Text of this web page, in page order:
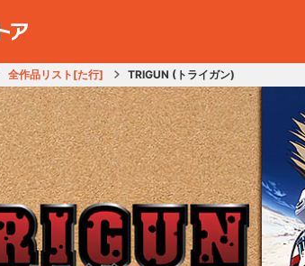
全作品リスト[た行] TRIGUN (トライガン)